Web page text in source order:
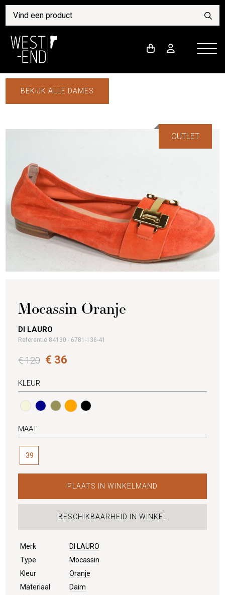
BEKIJK ALLE DAMES
OUTLET
Mocassin Oranje
DI LAURO
Referentie 84130 - 6781-136-41
€ 120 € 36
KLEUR
MAAT
39
PLAATS IN WINKELMAND
BESCHIKBAARHEID IN WINKEL
Merk
DI LAURO
Type
Mocassin
Kleur
Oranje
Materiaal
Daim